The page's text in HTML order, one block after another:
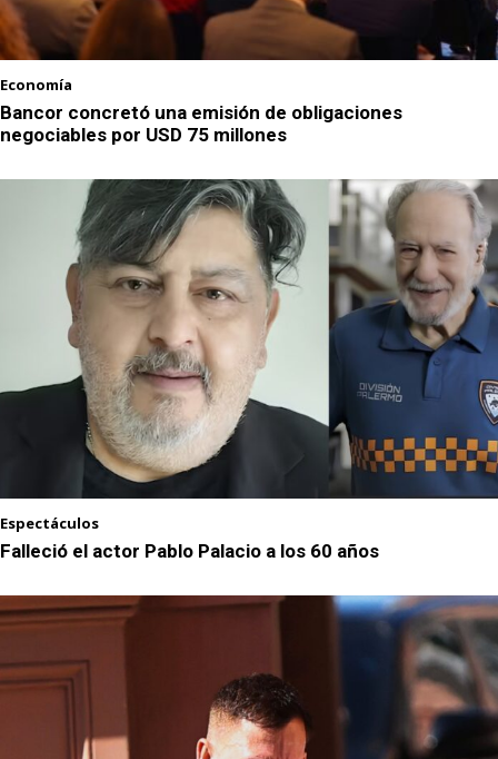
Economía
Bancor concretó una emisión de obligaciones
negociables por USD 75 millones
Espectáculos
Falleció el actor Pablo Palacio a los 60 años